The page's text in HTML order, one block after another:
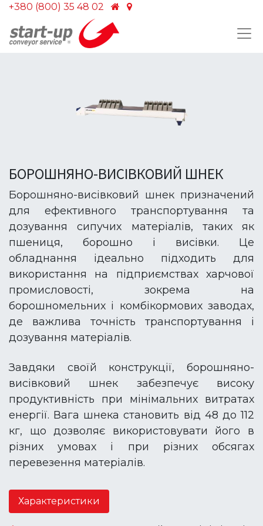
+380 (800) 35 48 02
БОРОШНЯНО-ВИСІВКОВИЙ ШНЕК
Борошняно-висівковий шнек призначений
для ефективного транспортування та
дозування сипучих матеріалів, таких як
пшениця, борошно і висівки. Це
обладнання ідеально підходить для
використання на підприємствах харчової
промисловості, зокрема на
борошномельних і комбікормових заводах,
де важлива точність транспортування і
дозування матеріалів.
Завдяки своїй конструкції, борошняно-
висівковий шнек забезпечує високу
продуктивність при мінімальних витратах
енергії. Вага шнека становить від 48 до 112
кг, що дозволяє використовувати його в
різних умовах і при різних обсягах
перевезення матеріалів.
Характеристики